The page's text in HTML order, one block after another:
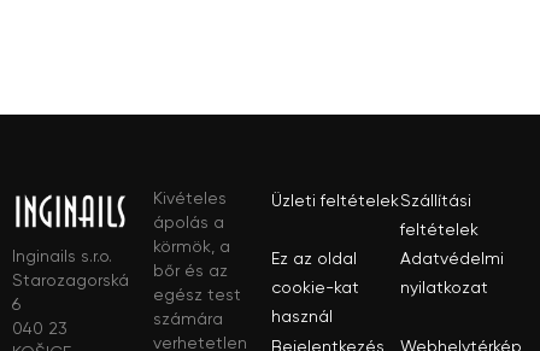
Inginails s.r.o.
Starozagorská
6
040 23
Kivételes
ápolás a
körmök, a
bőr és az
egész test
számára
verhetetlen
Üzleti feltételekSzállítási
feltételek
Ez az oldal
cookie-kat
használ
Adatvédelmi
nyilatkozat
Bejelentkezés Webhelytérkép